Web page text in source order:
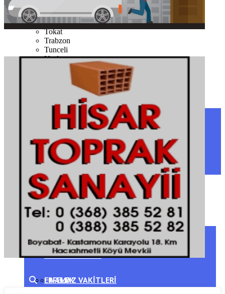
Şırnak
Tekirdağ
Tokat
Trabzon
Tunceli
Uşak
BOYABAT
DURAĞAN
AYANCIK
SARAYDÜZÜ
DIKMEN
ERFELEK
SIYASET
GENEL
SPOR
SERVISLER
HAVA DURUMU
NAMAZ VAKITLERI